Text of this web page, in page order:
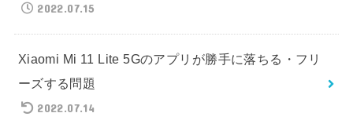
2022.07.15
Xiaomi Mi 11 Lite 5Gのアプリが勝手に落ちる・フリ
ーズする問題
2022.07.14